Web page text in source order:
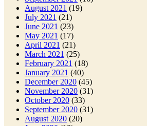
August 2021 (19)
July 2021 (21)
June 2021 (23)
May 2021 (17)
April 2021 (21)
March 2021 (25)
February 2021 (18)
January 2021 (40)
December 2020 (45)
November 2020 (31)
October 2020 (33)
September 2020 (31)
August 2020 (20)